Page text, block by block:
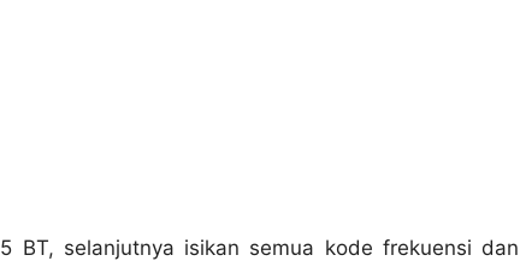
BT, selanjutnya isikan semua kode frekuensi dan